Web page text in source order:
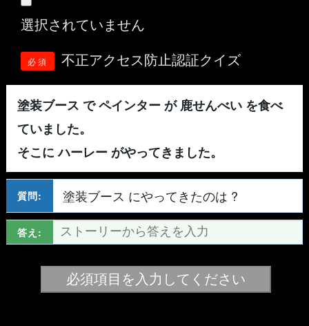
選択されていません
必須 不正アクセス防止認証クイズ
塗装ブース で ペインター が 鹿せんべい を食べ
ていました。
そこに ハーレー がやってきました。
質問: 塗装ブース にやってきたのは ?
答え: